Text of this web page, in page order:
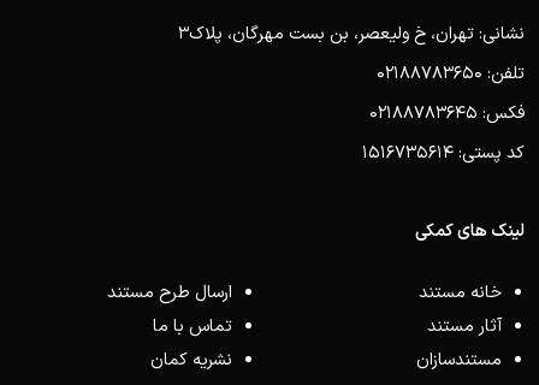
نشانی: تهران، خ ولیعصر، بن بست مهرگان، پلاک3
تلفن: 02188783650
فکس: 02188783645
کد پستی: 1516735614
لینک های کمکی
خانه مستند
آثار مستند
مستندسازان
ارسال طرح مستند
تماس با ما
نشریه کمان